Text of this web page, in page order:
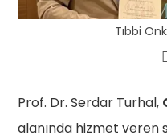
Tıbbi
Prof. Dr. Serdar Turhal,
alanında hizmet veren